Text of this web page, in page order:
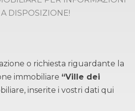
DISPOSIZIONE!
o richiesta riguardante la
immobiliare “Ville dei
inserite i vostri dati qui